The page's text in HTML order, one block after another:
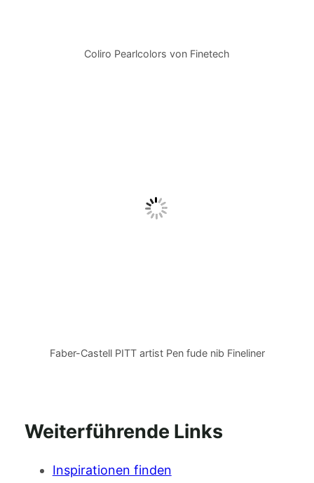
Coliro Pearlcolors von Finetech
Faber-Castell PITT artist Pen fude nib Fineliner
Weiterführende Links
Inspirationen finden